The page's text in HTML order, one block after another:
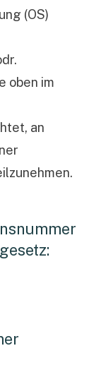
(OS)
.
oben im
an